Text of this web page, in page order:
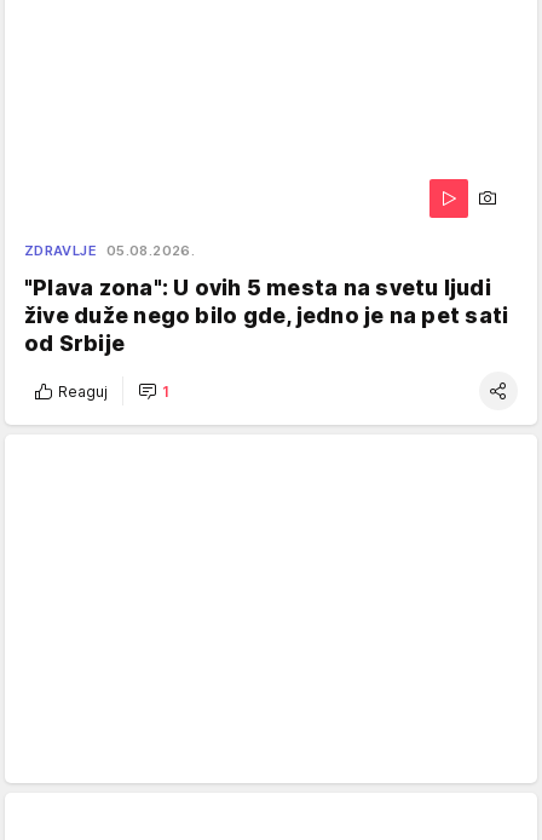
ZDRAVLJE 05.08.2026.
"Plava zona": U ovih 5 mesta na svetu ljudi
žive duže nego bilo gde, jedno je na pet sati
od Srbije
Reaguj 1